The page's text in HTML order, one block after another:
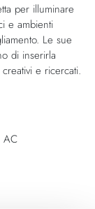
per illuminare
e ambienti
Le sue
di inserirla
e ricercati.
AC